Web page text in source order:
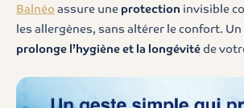
Balnéoassure une protection invisible
les allergènes, sans altérer le confort.
prolonge l’hygiène et la longévitéde